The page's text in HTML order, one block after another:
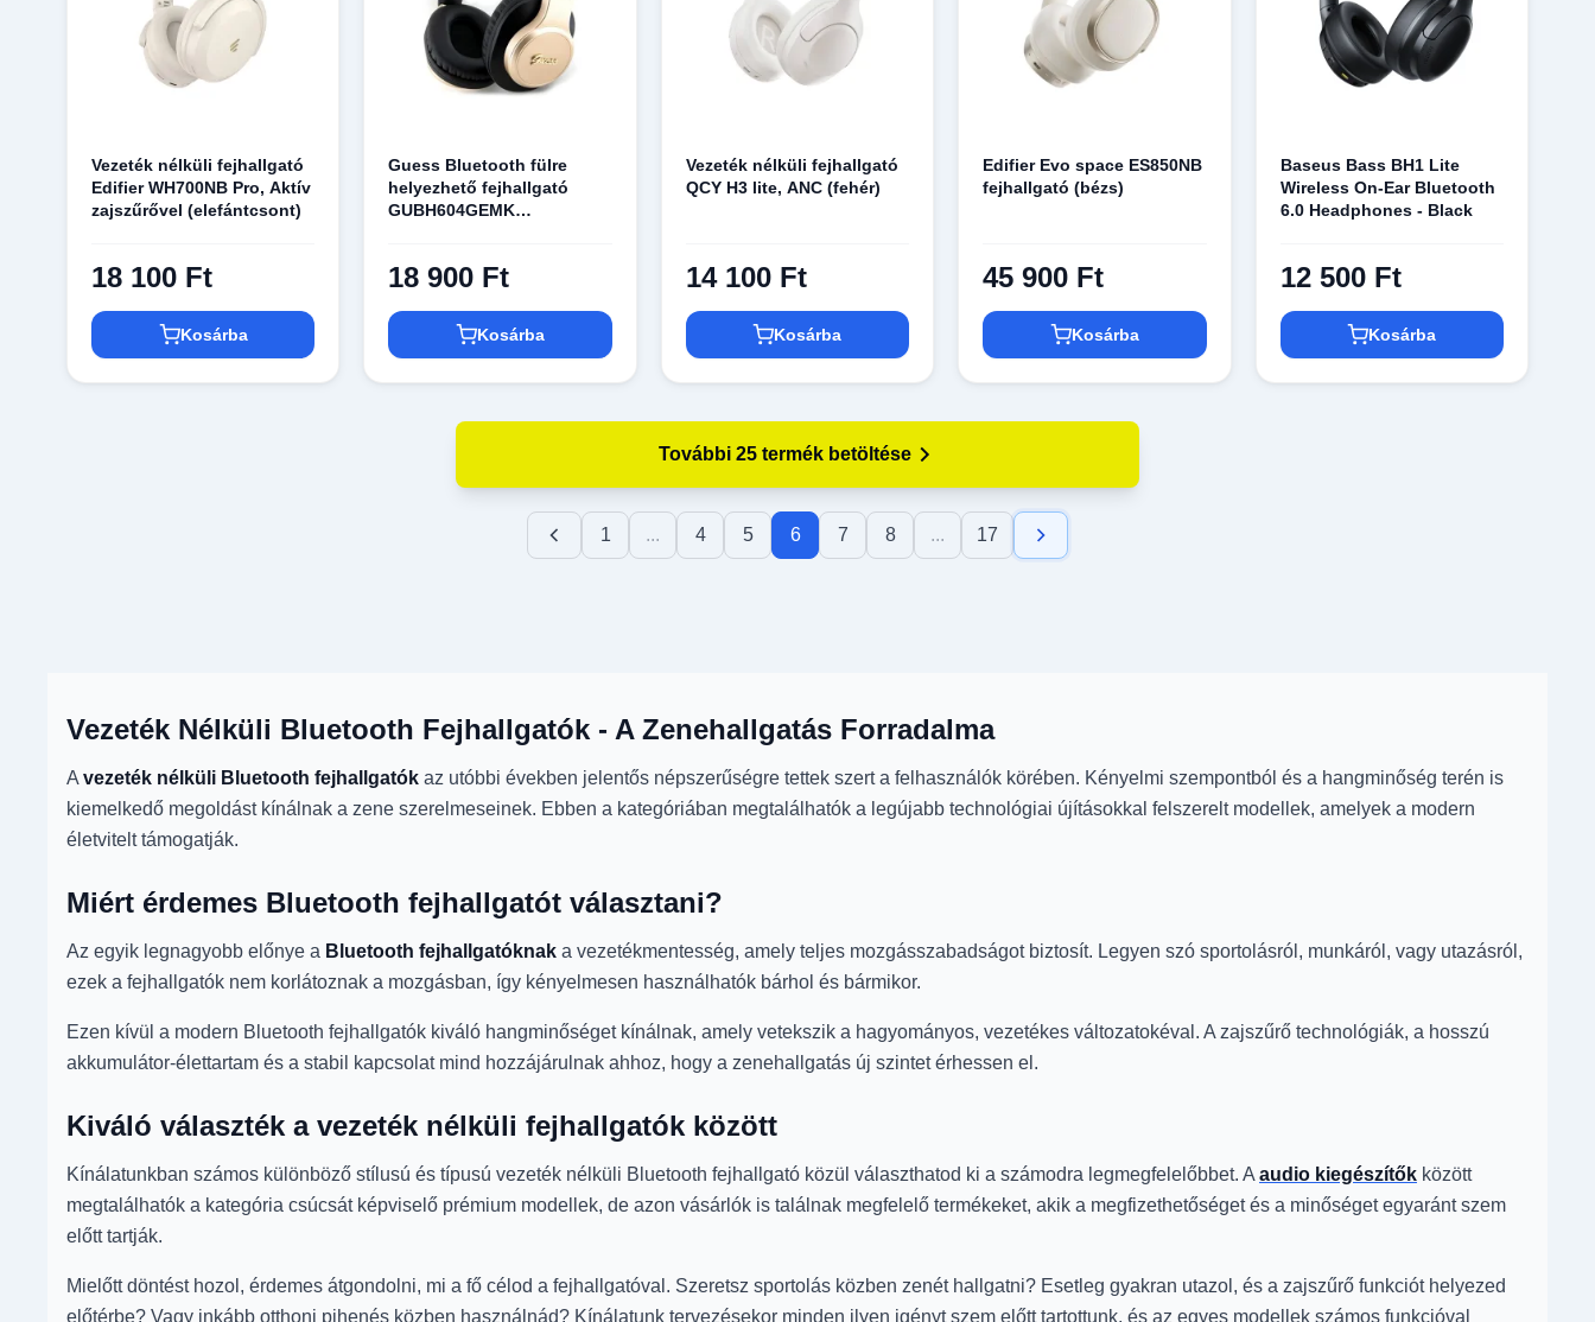
Vezeték nélküli fejhallgató
Edifier WH700NB Pro, Aktív
zajszűrővel (elefántcsont)
18 100 Ft
Kosárba
Guess Bluetooth fülre
helyezhető fejhallgató
GUBH604GEMK
18 900 Ft
Kosárba
Vezeték nélküli fejhallgató
QCY H3 lite, ANC (fehér)
14 100 Ft
Kosárba
Edifier Evo space ES850NB
fejhallgató (bézs)
45 900 Ft
Kosárba
Baseus Bass BH1 Lite
Wireless On-Ear Bluetooth
6.0 Headphones - Black
12 500 Ft
Kosárba
További 25 termék betöltése
1 ... 4 5 6 7 8 ... 17
Vezeték Nélküli Bluetooth Fejhallgatók - A Zenehallgatás Forradalma
A vezeték nélküli Bluetooth fejhallgatók az utóbbi években jelentős népszerűségre tettek szert a felhasználók körében. Kényelmi szempontból és a hangminőség terén is
kiemelkedő megoldást kínálnak a zene szerelmeseinek. Ebben a kategóriában megtalálhatók a legújabb technológiai újításokkal felszerelt modellek, amelyek a modern
életvitelt támogatják.
Miért érdemes Bluetooth fejhallgatót választani?
Az egyik legnagyobb előnye a Bluetooth fejhallgatóknak a vezetékmentesség, amely teljes mozgásszabadságot biztosít. Legyen szó sportolásról, munkáról, vagy utazásról,
ezek a fejhallgatók nem korlátoznak a mozgásban, így kényelmesen használhatók bárhol és bármikor.
Ezen kívül a modern Bluetooth fejhallgatók kiváló hangminőséget kínálnak, amely vetekszik a hagyományos, vezetékes változatokéval. A zajszűrő technológiák, a hosszú
akkumulátor-élettartam és a stabil kapcsolat mind hozzájárulnak ahhoz, hogy a zenehallgatás új szintet érhessen el.
Kiváló választék a vezeték nélküli fejhallgatók között
Kínálatunkban számos különböző stílusú és típusú vezeték nélküli Bluetooth fejhallgató közül választhatod ki a számodra legmegfelelőbbet. A audio kiegészítők között
megtalálhatók a kategória csúcsát képviselő prémium modellek, de azon vásárlók is találnak megfelelő termékeket, akik a megfizethetőséget és a minőséget egyaránt szem
előtt tartják.
Mielőtt döntést hozol, érdemes átgondolni, mi a fő célod a fejhallgatóval. Szeretsz sportolás közben zenét hallgatni? Esetleg gyakran utazol, és a zajszűrő funkciót helyezed
előtérbe? Vagy inkább otthoni pihenés közben használnád? Kínálatunk tervezésekor minden ilyen igényt szem előtt tartottunk, és az egyes modellek számos funkcióval